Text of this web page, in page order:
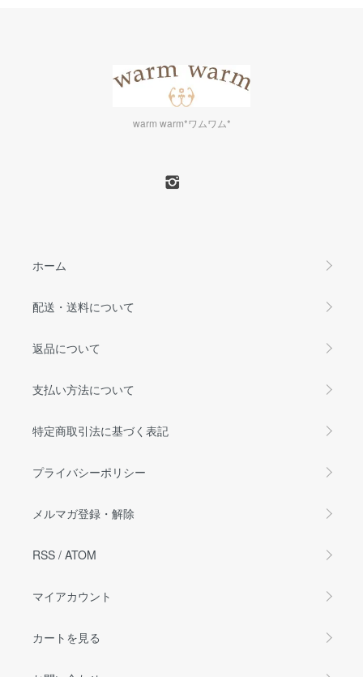
warm warm*ワムワム*
ホーム
配送・送料について
返品について
支払い方法について
特定商取引法に基づく表記
プライバシーポリシー
メルマガ登録・解除
RSS / ATOM
マイアカウント
カートを見る